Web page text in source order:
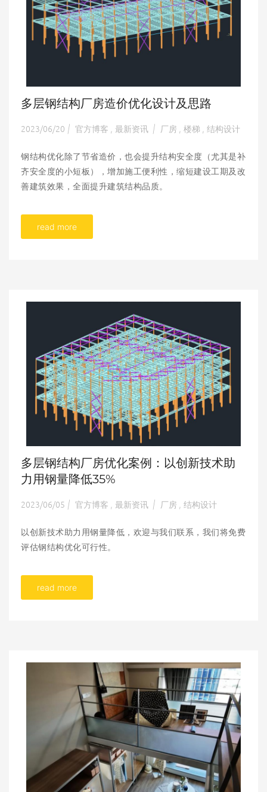
多层钢结构厂房造价优化设计及思路
2023/06/20 | 官方博客 最新资讯 | 厂房 楼梯 结构设计
钢结构优化除了节省造价，也会提升结构安全度（尤其是补
齐安全度的小短板），增加施工便利性，缩短建设工期及改
善建筑效果，全面提升建筑结构品质。
read more
多层钢结构厂房优化案例：以创新技术助
力用钢量降低35%
2023/06/05 | 官方博客 最新资讯 | 厂房 结构设计
以创新技术助力用钢量降低，欢迎与我们联系，我们将免费
评估钢结构优化可行性。
read more